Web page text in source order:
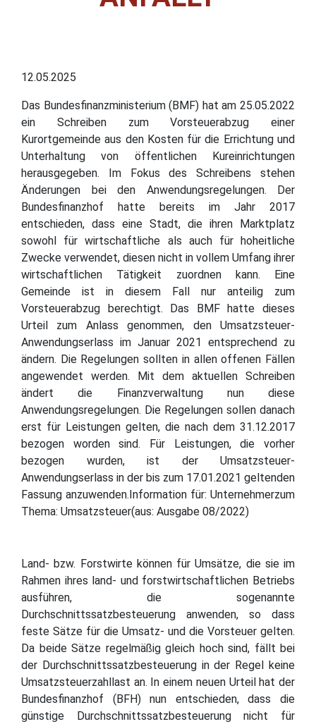
12.05.2025
Das Bundesfinanzministerium (BMF) hat am 25.05.2022
ein Schreiben zum Vorsteuerabzug einer
Kurortgemeinde aus den Kosten für die Errichtung und
Unterhaltung von öffentlichen Kureinrichtungen
herausgegeben. Im Fokus des Schreibens stehen
Änderungen bei den Anwendungsregelungen. Der
Bundesfinanzhof hatte bereits im Jahr 2017
entschieden, dass eine Stadt, die ihren Marktplatz
sowohl für wirtschaftliche als auch für hoheitliche
Zwecke verwendet, diesen nicht in vollem Umfang ihrer
wirtschaftlichen Tätigkeit zuordnen kann. Eine
Gemeinde ist in diesem Fall nur anteilig zum
Vorsteuerabzug berechtigt. Das BMF hatte dieses
Urteil zum Anlass genommen, den Umsatzsteuer-
Anwendungserlass im Januar 2021 entsprechend zu
ändern. Die Regelungen sollten in allen offenen Fällen
angewendet werden. Mit dem aktuellen Schreiben
ändert die Finanzverwaltung nun diese
Anwendungsregelungen. Die Regelungen sollen danach
erst für Leistungen gelten, die nach dem 31.12.2017
bezogen worden sind. Für Leistungen, die vorher
bezogen wurden, ist der Umsatzsteuer-
Anwendungserlass in der bis zum 17.01.2021 geltenden
Fassung anzuwenden.Information für: Unternehmerzum
Thema: Umsatzsteuer(aus: Ausgabe 08/2022)
Land- bzw. Forstwirte können für Umsätze, die sie im
Rahmen ihres land- und forstwirtschaftlichen Betriebs
ausführen, die sogenannte
Durchschnittssatzbesteuerung anwenden, so dass
feste Sätze für die Umsatz- und die Vorsteuer gelten.
Da beide Sätze regelmäßig gleich hoch sind, fällt bei
der Durchschnittssatzbesteuerung in der Regel keine
Umsatzsteuerzahllast an. In einem neuen Urteil hat der
Bundesfinanzhof (BFH) nun entschieden, dass die
günstige Durchschnittssatzbesteuerung nicht für